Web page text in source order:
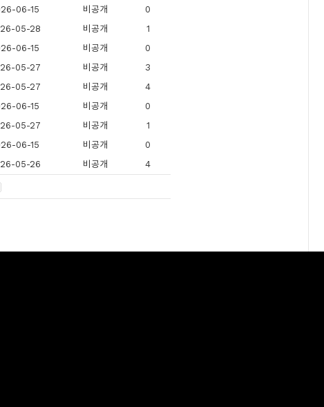
06-15 비공개
0
05-28 비공개
1
06-15 비공개
0
05-27 비공개
3
05-27 비공개
4
06-15 비공개
0
05-27 비공개
1
06-15 비공개
0
05-26 비공개 4